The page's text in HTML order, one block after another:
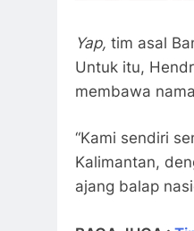
Yap, tim asal
Untuk itu,
membawa
“Kami sendiri
Kalimantan,
ajang balap